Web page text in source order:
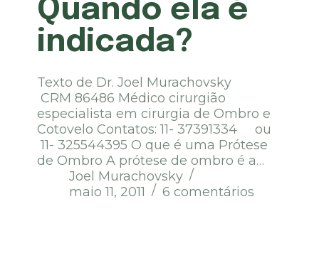
Quando ela é
indicada?
Texto de Dr. Joel Murachovsky
CRM 86486 Médico cirurgião
especialista em cirurgia de Ombro e
Cotovelo Contatos: 11- 37391334 ou
11- 325544395 O que é uma Prótese
de Ombro A prótese de ombro é a…
Joel Murachovsky
maio 11, 2011
6 comentários